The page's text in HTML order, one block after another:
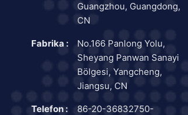
Guangzhou, Guangdong,
CN
Fabrika :
No.166 Panlong Yolu,
Sheyang Panwan Sanayi
Bölgesi, Yangcheng,
Jiangsu, CN
Telefon :
86-20-36832750-